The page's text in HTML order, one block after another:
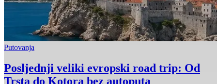
Putovanja
Posljednji veliki evropski road trip: Od
Trsta do Kotora bez autoputa